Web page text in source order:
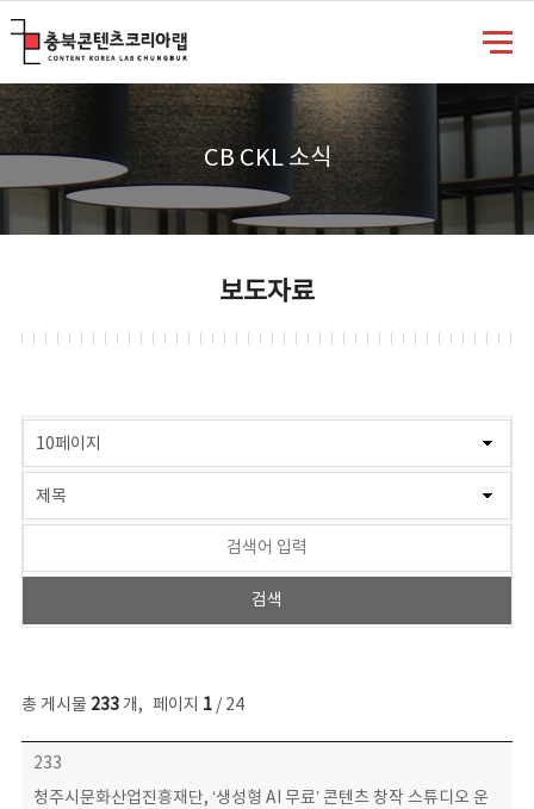
CB CKL 소식
보도자료
총 게시물 233개, 페이지 1/ 24
보도자료 목록 - 번호, 제목, 작성자, 파일, 조회수, 작성일 정보 제공
233
청주시문화산업진흥재단, ‘생성형 AI 무료’ 콘텐츠 창작 스튜디오 운